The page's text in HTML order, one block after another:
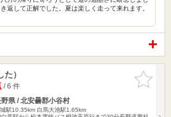
返して正解でした。夏は楽しく走って来れます。
お気に入
りに追加
）
/ 6 件
県 / 北安曇郡小谷村
駅10.35km 白馬大池駅1.65km